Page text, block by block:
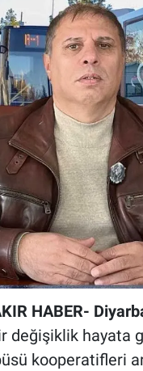
HABER-
değişiklik hayata
kooperatifleri